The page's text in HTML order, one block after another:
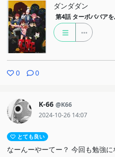
ダンダダン
第4話 ターボババア
0 0
K-66 @K66
2024-10-26 14:07
とても良い
なーんーやーてー？ 今回も勉強